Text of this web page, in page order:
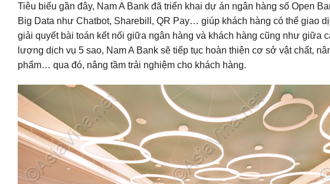
Tiêu biểu gần đây, Nam A Bank đã triển khai dự án ngân hàng số Open
Big Data như Chatbot, Sharebill, QR Pay… giúp khách hàng có thể giao
giải quyết bài toán kết nối giữa ngân hàng và khách hàng cũng như
lượng dịch vụ 5 sao, Nam A Bank sẽ tiếp tục hoàn thiện cơ sở vật chất,
phẩm… qua đó, nâng tầm trải nghiệm cho khách hàng.